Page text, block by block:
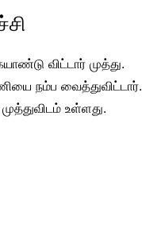
விட்டார் முத்து.
நம்ப வைத்துவிட்டார்.
உள்ளது.